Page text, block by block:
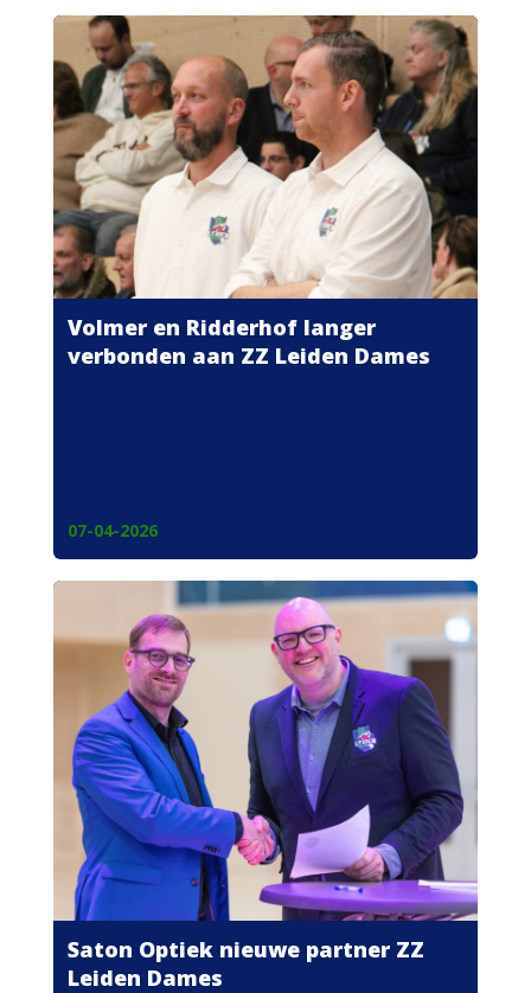
Volmer en Ridderhof langer
verbonden aan ZZ Leiden Dames
07-04-2026
Saton Optiek nieuwe partner ZZ
Leiden Dames